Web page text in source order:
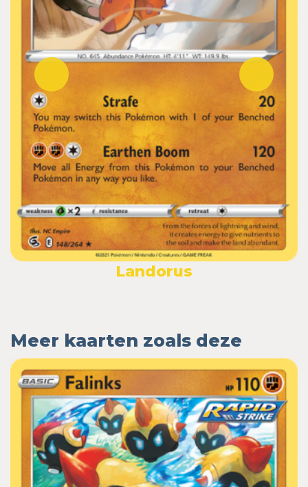
Landorus
Meer kaarten zoals deze